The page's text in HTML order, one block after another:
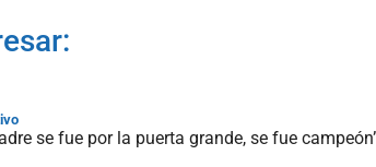
se fue por la puerta grande, se fue